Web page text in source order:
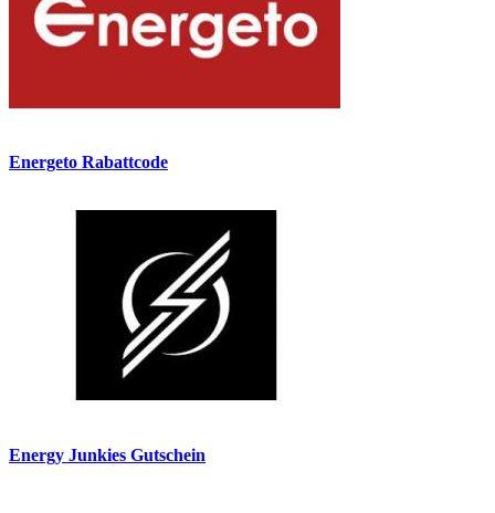
Energeto Rabattcode
Energy Junkies Gutschein